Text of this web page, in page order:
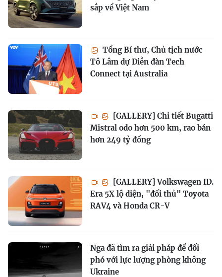
sắp về Việt Nam
Tổng Bí thư, Chủ tịch nước
Tô Lâm dự Diễn đàn Tech
Connect tại Australia
[GALLERY] Chi tiết Bugatti
Mistral odo hơn 500 km, rao bán
hơn 249 tỷ đồng
[GALLERY] Volkswagen ID.
Era 5X lộ diện, "đối thủ" Toyota
RAV4 và Honda CR-V
Nga đã tìm ra giải pháp để đối
phó với lực lượng phòng không
Ukraine